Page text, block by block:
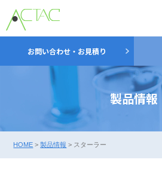
お問い合わせ・お見積り
製品情報
HOME >製品情報 > スターラー